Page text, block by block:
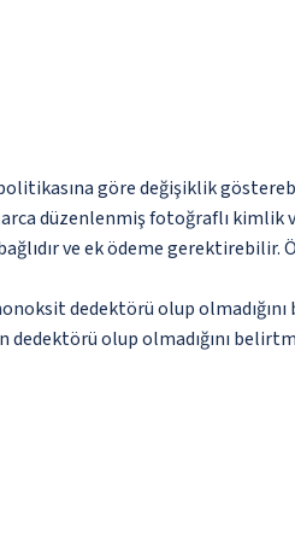
göre değişiklik
düzenlenmiş fotoğraflı kimlik
ve ek ödeme
dedektörü olup
dedektörü olup olmadığını